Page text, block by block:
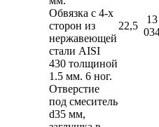
установки
моющие средства
Обвязка с 4-х
сторон из
нержавеющей
стали AISI
430 толщиной
1.5 мм. 6 ног.
Отверстие
под смеситель
d35 мм,
22,5
13